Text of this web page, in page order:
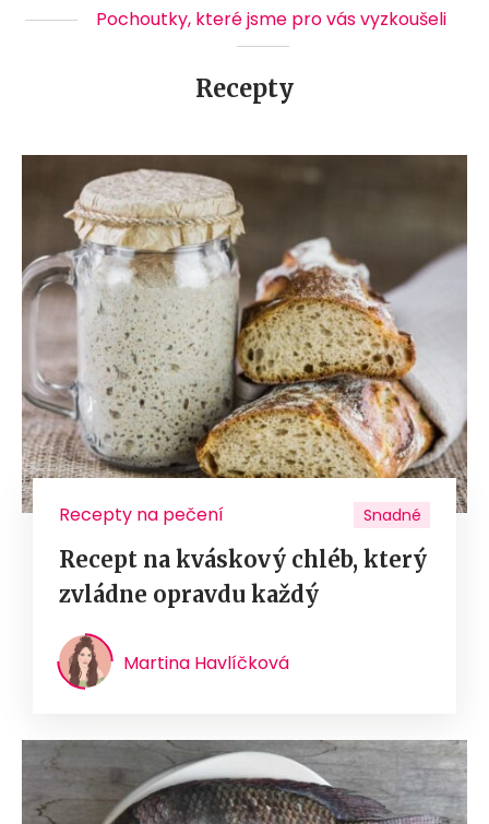
Pochoutky, které jsme pro vás vyzkoušeli
Recepty
Recepty na pečení Snadné
Recept na kváskový chléb, který
zvládne opravdu každý
Martina Havlíčková